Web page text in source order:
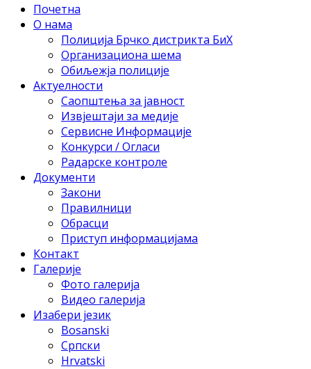
Почетна
О нама
Полиција Брчко дистрикта БиХ
Организациона шема
Обиљежја полиције
Актуелности
Саопштења за јавност
Извјештаји за медије
Сервисне Информације
Конкурси / Огласи
Радарске контроле
Документи
Закони
Правилници
Обрасци
Приступ информацијама
Контакт
Галерије
Фото галерија
Видео галерија
Изабери језик
Bosanski
Српски
Hrvatski